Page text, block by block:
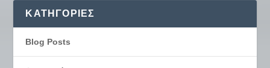
KΑΤΗΓΟΡΊΕΣ
Blog Posts